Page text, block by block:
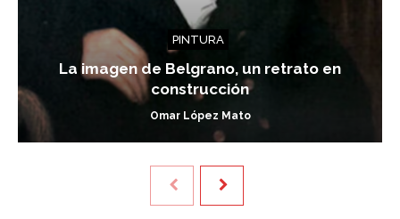
PINTURA
La imagen de Belgrano, un retrato en
construcción
Omar López Mato